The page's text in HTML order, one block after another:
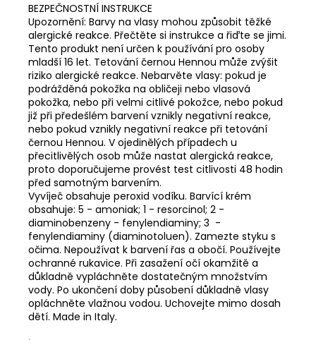
BEZPEČNOSTNÍ INSTRUKCE
Upozornění: Barvy na vlasy mohou způsobit těžké
alergické reakce. Přečtěte si instrukce a řiďte se jimi.
Tento produkt není určen k používání pro osoby
mladší 16 let. Tetování černou Hennou může zvýšit
riziko alergické reakce. Nebarvěte vlasy: pokud je
podrážděná pokožka na obličeji nebo vlasová
pokožka, nebo při velmi citlivé pokožce, nebo pokud
již při předešlém barvení vznikly negativní reakce,
nebo pokud vznikly negativní reakce při tetování
černou Hennou. V ojedinělých případech u
přecitlivělých osob může nastat alergická reakce,
proto doporučujeme provést test citlivosti 48 hodin
před samotným barvením.
Vyvíječ obsahuje peroxid vodíku. Barvící krém
obsahuje: 5 - amoniak; 1 - resorcinol; 2 -
diaminobenzeny - fenylendiaminy; 3 -
fenylendiaminy (diaminotoluen). Zamezte styku s
očima. Nepoužívat k barvení řas a obočí. Používejte
ochranné rukavice. Při zasažení očí okamžitě a
důkladně vypláchněte dostatečným množstvím
vody. Po ukončení doby působení důkladně vlasy
opláchněte vlažnou vodou. Uchovejte mimo dosah
dětí. Made in Italy.
.